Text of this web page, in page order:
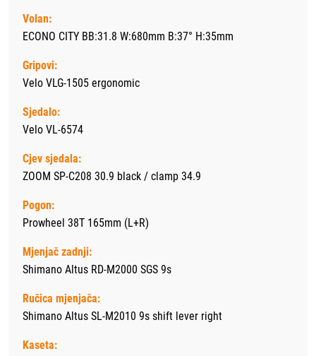
Volan:
ECONO CITY BB:31.8 W:680mm B:37° H:35mm
Gripovi:
Velo VLG-1505 ergonomic
Sjedalo:
Velo VL-6574
Cjev sjedala:
ZOOM SP-C208 30.9 black / clamp 34.9
Pogon:
Prowheel 38T 165mm (L+R)
Mjenjač zadnji:
Shimano Altus RD-M2000 SGS 9s
Ručica mjenjača:
Shimano Altus SL-M2010 9s shift lever right
Kaseta: